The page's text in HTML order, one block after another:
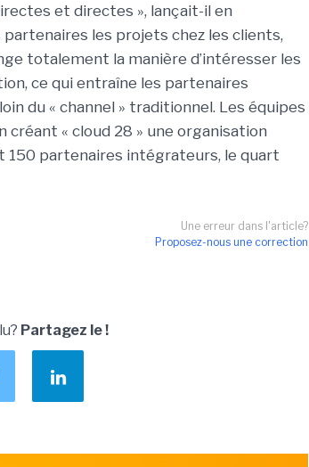
et directes », lançait-il en
les projets chez les clients,
totalement la manière d’intéresser les
ce qui entraîne les partenaires
du « channel » traditionnel. Les équipes
« cloud 28 » une organisation
150 partenaires intégrateurs, le quart
Une erreur dans l'article?
Proposez-nous une correction
Partagez le !